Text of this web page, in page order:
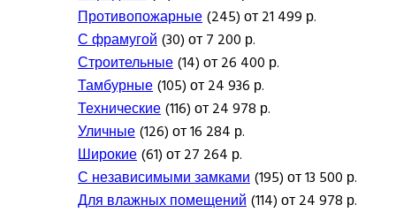
Противопожарные(245) от 21 499 р.
С фрамугой(30) от 7 200 р.
Строительные(14) от 26 400 р.
Тамбурные(105) от 24 936 р.
Технические(116) от 24 978 р.
Уличные(126) от 16 284 р.
Широкие(61) от 27 264 р.
С независимыми замками(195) от 13 500 р.
Для влажных помещений(114) от 24 978 р.